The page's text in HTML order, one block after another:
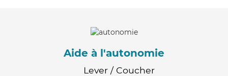
Aide à l'autonomie
Lever / Coucher